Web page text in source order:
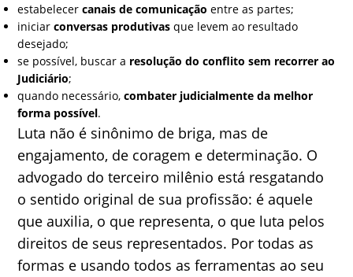
estabelecercanais de comunicação entre as partes;
iniciarconversas produtivas que levem ao resultado
desejado;
se possível, buscar a resolução do conflito sem recorrer ao
Judiciário;
quando necessário,combater judicialmente da melhor
forma possível.
Luta não é sinônimo de briga, mas de
engajamento, de coragem e determinação. O
advogado do terceiro milênio está resgatando
o sentido original de sua profissão: é aquele
que auxilia, o que representa, o que luta pelos
direitos de seus representados. Por todas as
formas e usando todos as ferramentas ao seu